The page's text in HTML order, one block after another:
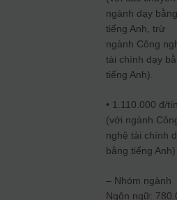
ngành dạy bằng
tiếng Anh, trừ
ngành Công
tài chính dạy
tiếng Anh).
• 1.110.000 đ/
(với ngành
nghệ tài chính
bằng tiếng Anh)
– Nhóm ngành
Ngôn ngữ: